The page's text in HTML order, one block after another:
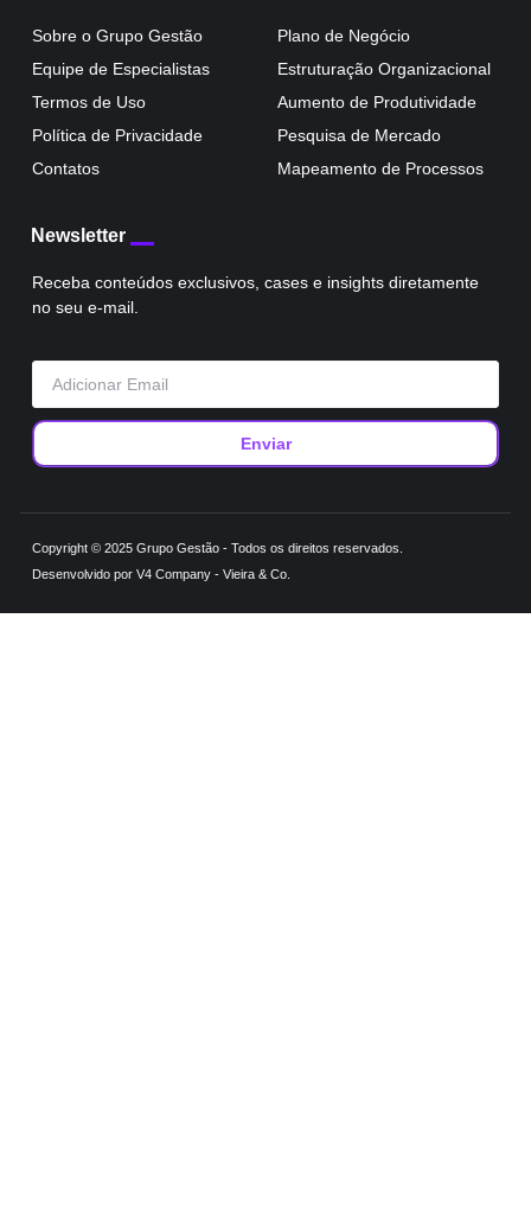
Sobre o Grupo Gestão
Equipe de Especialistas
Termos de Uso
Política de Privacidade
Contatos
Plano de Negócio
Estruturação Organizacional
Aumento de Produtividade
Pesquisa de Mercado
Mapeamento de Processos
Newsletter
Receba conteúdos exclusivos, cases e insights diretamente
no seu e-mail.
Enviar
Copyright © 2025 Grupo Gestão - Todos os direitos reservados.
Desenvolvido por V4 Company - Vieira & Co.